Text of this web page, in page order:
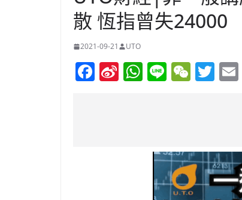
散 恆指曾失24000
2021-09-21 UTO
F Si W
A
p
p
Li W
at
T